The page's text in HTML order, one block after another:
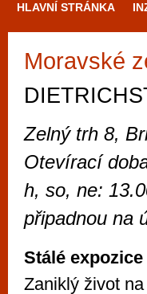
HLAVNÍ STRÁNKA
Moravské
Zelný trh 8,
Otevírací
h, so, ne:
připadnou na
Stálé expozice
Zaniklý život
Mimo jiné je
vyzkoušet
metropoli
po moderní